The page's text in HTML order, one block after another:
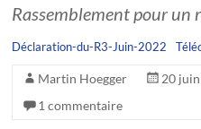
Rassemblement pour un
Déclaration-du-R3-Juin-2022
Martin Hoegger 20
1 commentaire